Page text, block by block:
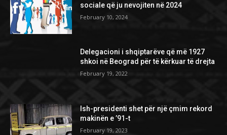
sociale që ju nevojiten në 2024
February 10, 2024
Delegacioni i shqiptarëve që më 1927
shkoi në Beograd për të kërkuar të drejta
February 19, 2022
Ish-presidenti shet për një çmim rekord
makinën e ’91-t
February 19, 2023